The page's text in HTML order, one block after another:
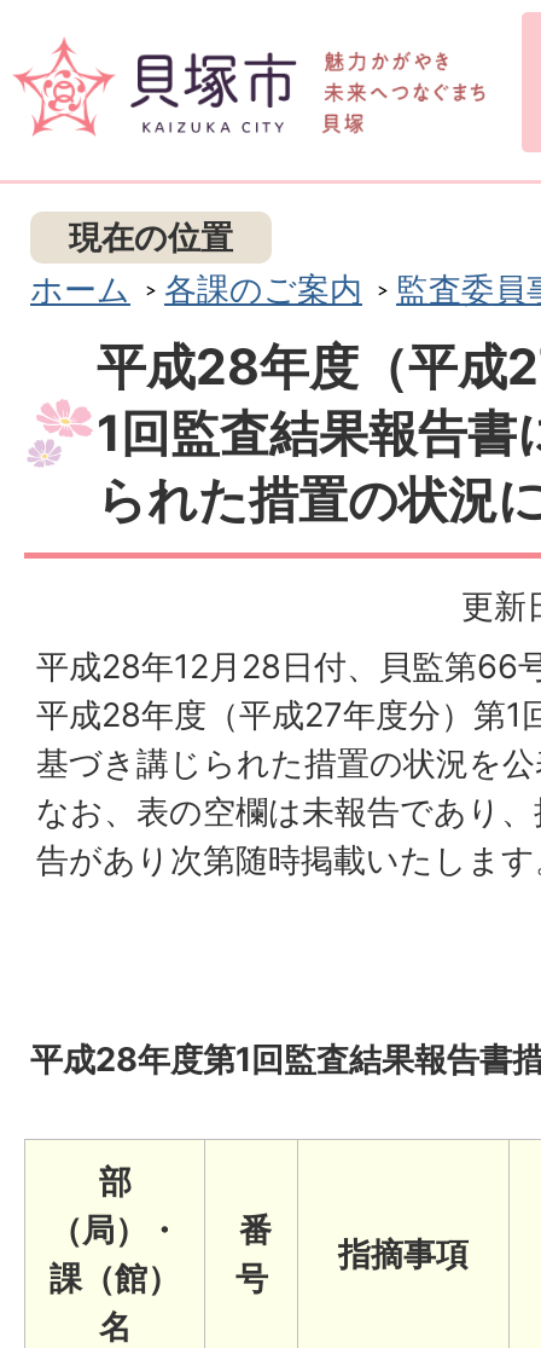
現在の位置
ホーム
各課のご案内 監査委員
平成28年度（平成
1回監査結果報告書
られた措置の状況
更新
平成28年12月28日付、貝監第66
平成28年度（平成27年度分）第1
基づき講じられた措置の状況を
なお、表の空欄は未報告であり
告があり次第随時掲載いたしま
平成28年度第1回監査結果報告書
部
（局）・
課（館）
名
番
号
指摘事項